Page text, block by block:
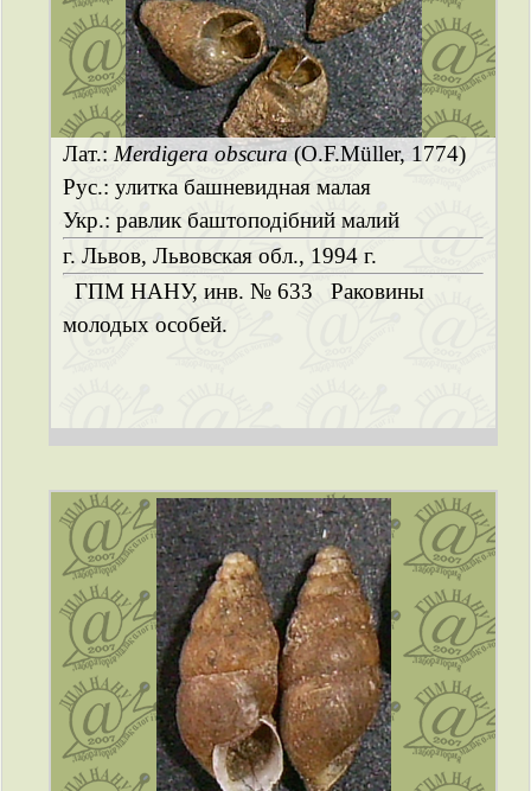
Лат.: Merdigera obscura (O.F.Müller, 1774)
Рус.: улитка башневидная малая
Укр.: равлик баштоподібний малий
г. Львов, Львовская обл., 1994 г.
ГПМ НАНУ, инв. № 633
Раковины
молодых особей.